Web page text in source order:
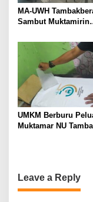
MA-UWH
Sambut Muktamirin
UMKM Berburu
Muktamar NU
Leave a Reply